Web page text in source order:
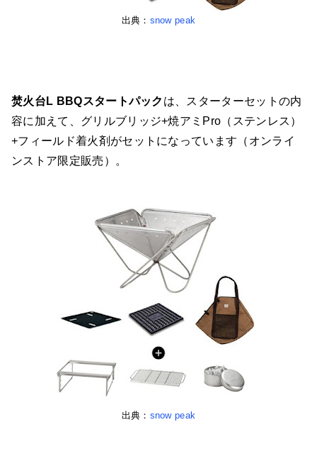
出典： snow peak
焚火台L BBQスタートパック は、スターターセットの内
容に加えて、グリルブリッジ+焼アミPro（ステンレス）
+フィールド着火剤がセットになっています（オンライ
ンストア限定販売）。
出典： snow peak